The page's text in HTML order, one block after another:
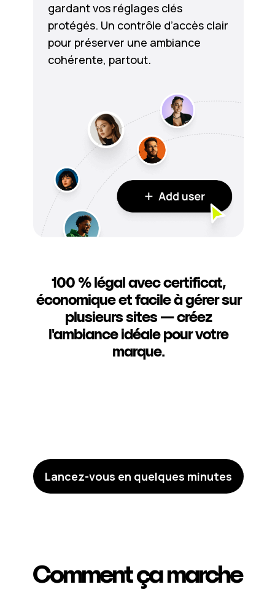
gardant vos réglages clés
protégés. Un contrôle d’accès clair
pour préserver une ambiance
cohérente, partout.
100 % légal avec certificat,
économique et facile à gérer sur
plusieurs sites — créez
l'ambiance idéale pour votre
marque.
Lancez-vous en quelques minutes
Comment ça marche